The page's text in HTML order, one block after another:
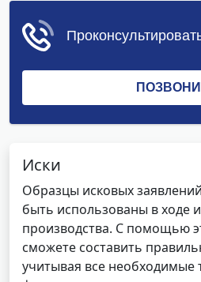
Иски
Образцы исковых
быть использованы в ходе
производства. С помощью
сможете составить
учитывая все необходимые